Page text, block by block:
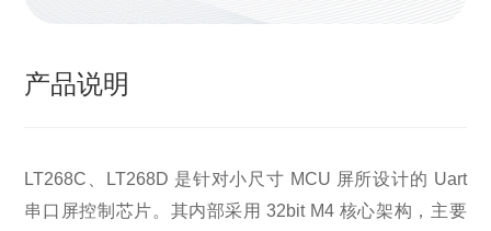
产品说明
LT268C、LT268D 是针对小尺寸 MCU 屏所设计的 Uart
串口屏控制芯片。其内部采用 32bit M4 核心架构，主要